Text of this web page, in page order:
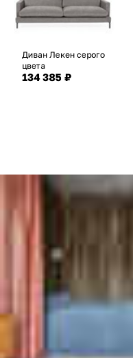
Диван Лекен серого
цвета
134 385 ₽